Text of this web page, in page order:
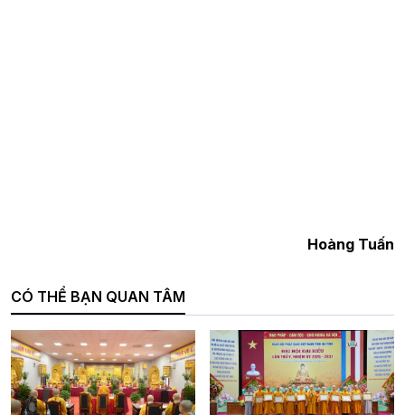
Hoàng Tuấn
CÓ THỂ BẠN QUAN TÂM